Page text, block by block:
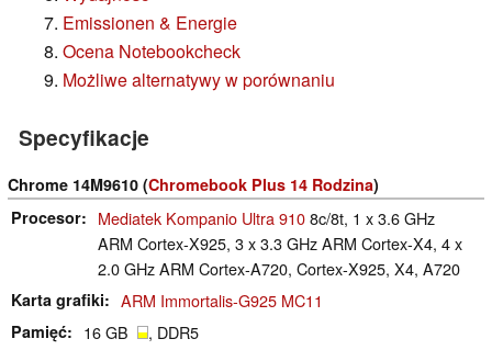
Emissionen & Energie
Ocena Notebookcheck
Możliwe alternatywy w porównaniu
Specyfikacje
Chrome 14M9610 (Chromebook Plus 14 Rodzina)
Procesor
Mediatek Kompanio Ultra 9108c/8t, 1 x 3.6 GHz
ARM Cortex-X925, 3 x 3.3 GHz ARM Cortex-X4, 4 x
2.0 GHz ARM Cortex-A720, Cortex-X925, X4, A720
Karta grafiki ARM Immortalis-G925 MC11
Pamięć 16 GB , DDR5